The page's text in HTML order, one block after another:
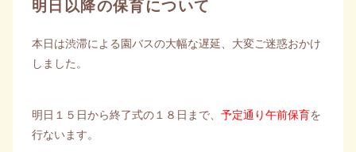
明日以降の保育について
本日は渋滞による園バスの大幅な遅延、大変ご迷惑おかけ
しました。
明日１５日から終了式の１８日まで、 予定通り午前保育を
行ないます。